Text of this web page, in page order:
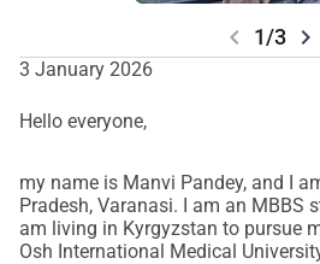
chevron_left 1/3 chevron_right
3 January 2026
Hello everyone,
my name is Manvi Pandey, and I
Pradesh, Varanasi. I am an MBBS
am living in Kyrgyzstan to pursue
Osh International Medical